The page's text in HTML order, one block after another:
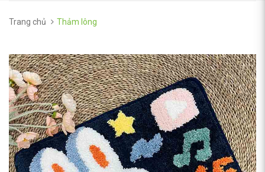
Trang chủ Thảm lông